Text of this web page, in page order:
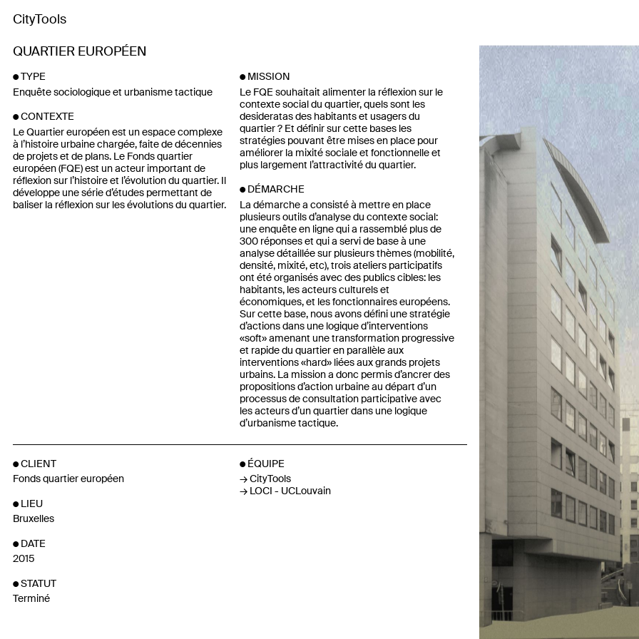
CityTools
QUARTIER EUROPÉEN
Previous
TYPE
Enquête sociologique et urbanisme tactique
CONTEXTE
Le Quartier européen est un espace complexe
à l’histoire urbaine chargée, faite de décennies
de projets et de plans. Le Fonds quartier
européen (FQE) est un acteur important de
réflexion sur l’histoire et l’évolution du quartier. Il
développe une série d’études permettant de
baliser la réflexion sur les évolutions du quartier.
MISSION
Le FQE souhaitait alimenter la réflexion sur le
contexte social du quartier, quels sont les
desideratas des habitants et usagers du
quartier ? Et définir sur cette bases les
stratégies pouvant être mises en place pour
améliorer la mixité sociale et fonctionnelle et
plus largement l’attractivité du quartier.
DÉMARCHE
La démarche a consisté à mettre en place
plusieurs outils d’analyse du contexte social:
une enquête en ligne qui a rassemblé plus de
300 réponses et qui a servi de base à une
analyse détaillée sur plusieurs thèmes (mobilité,
densité, mixité, etc), trois ateliers participatifs
ont été organisés avec des publics cibles: les
habitants, les acteurs culturels et
économiques, et les fonctionnaires européens.
Sur cette base, nous avons défini une stratégie
d’actions dans une logique d’interventions
«soft» amenant une transformation progressive
et rapide du quartier en parallèle aux
interventions «hard» liées aux grands projets
urbains. La mission a donc permis d’ancrer des
propositions d’action urbaine au départ d’un
processus de consultation participative avec
les acteurs d’un quartier dans une logique
d’urbanisme tactique.
CLIENT
Fonds quartier européen
LIEU
Bruxelles
DATE
2015
STATUT
Terminé
ÉQUIPE
CityTools
LOCI - UCLouvain